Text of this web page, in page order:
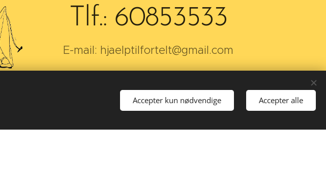
Tlf.: 60853533
E-mail: hjaelptilfortelt@gmail.com
Accepter kun nødvendige Accepter alle